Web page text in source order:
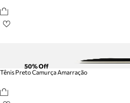
50% Off
Tênis Preto Camurça Amarração